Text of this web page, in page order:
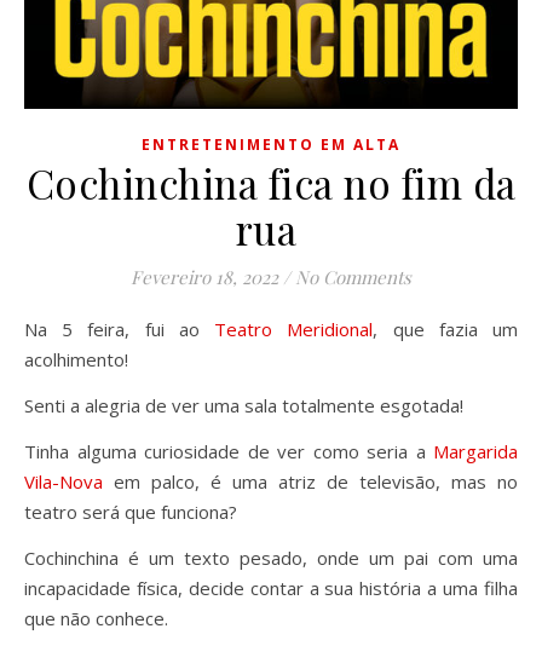
ENTRETENIMENTO EM ALTA
Cochinchina fica no fim da
rua
Fevereiro 18, 2022 / No Comments
Na 5 feira, fui ao Teatro Meridional, que fazia um
acolhimento!
Senti a alegria de ver uma sala totalmente esgotada!
Tinha alguma curiosidade de ver como seria a Margarida
Vila-Nova em palco, é uma atriz de televisão, mas no
teatro será que funciona?
Cochinchina é um texto pesado, onde um pai com uma
incapacidade física, decide contar a sua história a uma filha
que não conhece.